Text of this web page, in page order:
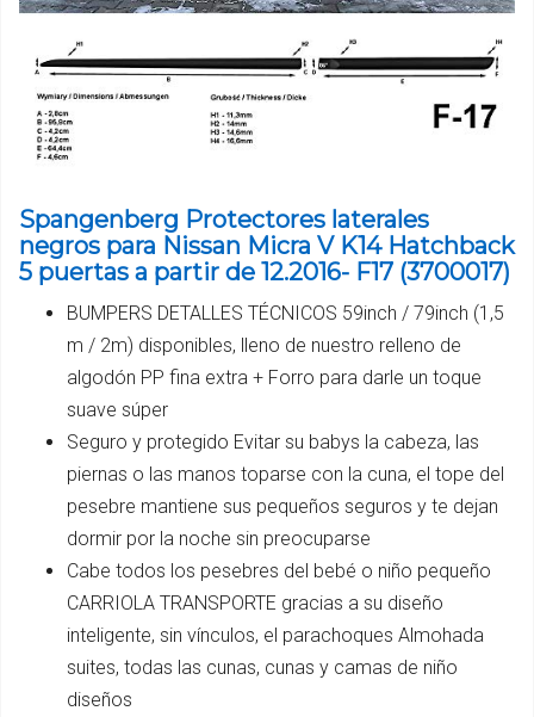
Spangenberg Protectores laterales
negros para Nissan Micra V K14 Hatchback
5 puertas a partir de 12.2016- F17 (3700017)
BUMPERS DETALLES TÉCNICOS 59inch / 79inch (1,5
m / 2m) disponibles, lleno de nuestro relleno de
algodón PP fina extra + Forro para darle un toque
suave súper
Seguro y protegido Evitar su babys la cabeza, las
piernas o las manos toparse con la cuna, el tope del
pesebre mantiene sus pequeños seguros y te dejan
dormir por la noche sin preocuparse
Cabe todos los pesebres del bebé o niño pequeño
CARRIOLA TRANSPORTE gracias a su diseño
inteligente, sin vínculos, el parachoques Almohada
suites, todas las cunas, cunas y camas de niño
diseños